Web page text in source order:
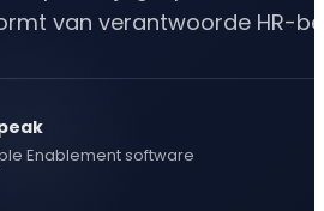
van verantwoorde HR-
Enablement software